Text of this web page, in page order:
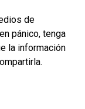
de
pánico, tenga
la información